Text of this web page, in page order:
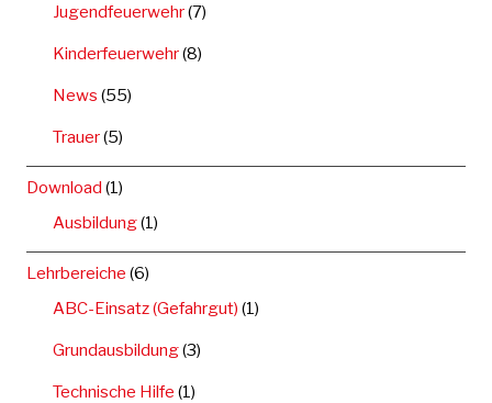
Jugendfeuerwehr(7)
Kinderfeuerwehr(8)
News (55)
Trauer(5)
Download (1)
Ausbildung(1)
Lehrbereiche (6)
ABC-Einsatz (Gefahrgut) (1)
Grundausbildung(3)
Technische Hilfe (1)